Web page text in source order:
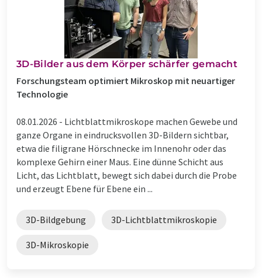
3D-Bilder aus dem Körper schärfer gemacht
Forschungsteam optimiert Mikroskop mit neuartiger
Technologie
08.01.2026 - Lichtblattmikroskope machen Gewebe und
ganze Organe in eindrucksvollen 3D-Bildern sichtbar,
etwa die filigrane Hörschnecke im Innenohr oder das
komplexe Gehirn einer Maus. Eine dünne Schicht aus
Licht, das Lichtblatt, bewegt sich dabei durch die Probe
und erzeugt Ebene für Ebene ein ...
3D-Bildgebung 3D-Lichtblattmikroskopie
3D-Mikroskopie